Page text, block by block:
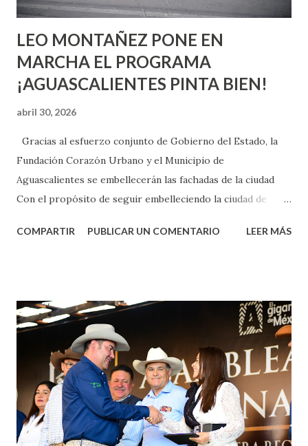
son suficientemen...
LEO MONTAÑEZ PONE EN
MARCHA EL PROGRAMA
¡AGUASCALIENTES PINTA BIEN!
abril 30, 2026
Gracias al esfuerzo conjunto de Gobierno del Estado, la
Fundación Corazón Urbano y el Municipio de
Aguascalientes se embellecerán las fachadas de la ciudad
Con el propósito de seguir embelleciendo la ciudad de
municipal, Leo Montañez dio inicio al programa
Corazón Urbano y el Municipio capital. Leo Montañez
informó que en este programa se usarán cerca de 90 mil
metros cuadrados de pintura, para dar inicio en la calle
Nieto, entre Jesús F. Elizondo y la calle 22 de Octubre, con
lo que se aplicará pintura en 66 casas. Posteriormente se
llevará este programa a Villas de Nuestra Señora de la
Asunción, Avenida Alameda y Decreto 27 de Septiembre, en
COMPARTIR PUBLICAR UN COMENTARIO LEER MÁS